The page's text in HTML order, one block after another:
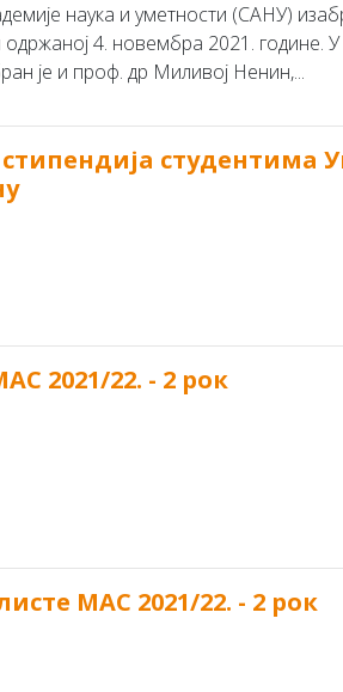
наука и уметности (САНУ)
4. новембра 2021.
је и проф. др Миливој Ненин,...
стипендија студентима
2021/22. - 2 рок
МАС 2021/22. - 2 рок